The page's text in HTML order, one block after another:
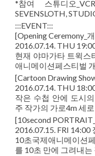
*참여 스튜디오
SEVENSLOTH,
:::EVENT:::
[Opening Ceremony_
2016.07.14. THU
현재 야마가타 트윅스
애니메이션페스티벌
[Cartoon Drawing
2016.07.14. THU
작은 수첩 안에 도시
주 작가의 가로4m 세
[10second
2016.07.15. FRI 14:00
10초국제애니메이션
를 10초 만에 그려내